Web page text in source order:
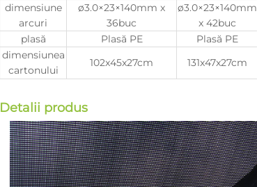
dimensiune
arcuri
ø3.0×23×140mm x
36buc
ø3.0×23×140mm
x 42buc
plasă
Plasă PE Plasă PE
dimensiunea
cartonului
102x45x27cm 131x47x27cm
Detalii produs